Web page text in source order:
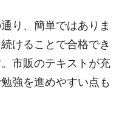
り、簡単ではありま
けることで合格でき
市販のテキストが充
強を進めやすい点も